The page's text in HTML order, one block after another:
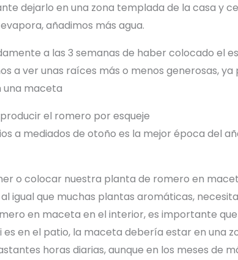
dejarlo en una zona templada de la casa y
añadimos más agua.
a las 3 semanas de haber colocado el
a ver unas raíces más o menos generosas,
una maceta
el romero por esqueje
a mediados de otoño es la mejor época del
o colocar nuestra planta de romero en
igual que muchas plantas aromáticas,
en maceta en el interior, es importante
es en el patio, la maceta debería estar en una
horas diarias, aunque en los meses de